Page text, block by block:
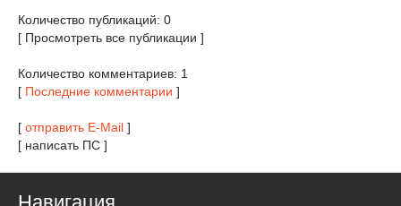
Количество публикаций: 0
[ Просмотреть все публикации ]
Количество комментариев: 1
[ Последние комментарии ]
[ отправить E-Mail ]
[ написать ПС ]